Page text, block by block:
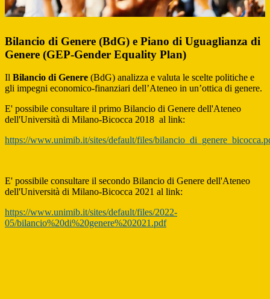
Bilancio di Genere (BdG) e Piano di Uguaglianza di
Genere (GEP-Gender Equality Plan)
Il Bilancio di Genere (BdG) analizza e valuta le scelte politiche e
gli impegni economico-finanziari dell’Ateneo in un’ottica di genere.
E' possibile consultare il primo Bilancio di Genere dell'Ateneo
dell'Università di Milano-Bicocca 2018 al link:
https://www.unimib.it/sites/default/files/
E' possibile consultare il secondo Bilancio di Genere dell'Ateneo
dell'Università di Milano-Bicocca 2021 al link:
https://www.unimib.it/sites/default/files/2022-
05/bilancio%20di%20genere%202021.pdf